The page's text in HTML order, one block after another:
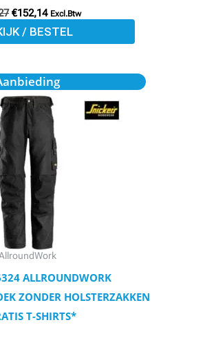
€152,14 Excl.Btw
/ BESTEL
ALLROUNDWORK
ZONDER HOLSTERZAKKEN
T-SHIRTS*
Oorspronkelijke
prijs
was:
€107,93.
Huidige
prijs
is:
€96,98.
Dit
product
heeft
meerdere
variaties.
Deze
optie
kan
gekozen
worden
productpagina